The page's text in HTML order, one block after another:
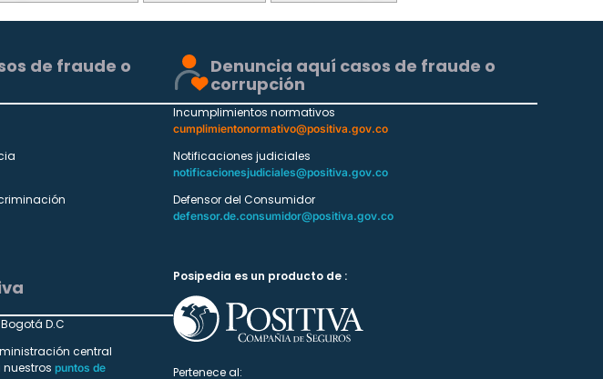
de fraude o
Denuncia aquí casos de fraude o
corrupción
Incumplimientos normativos
cumplimientonormativo@positiva.gov.co
Notificaciones judiciales
notificacionesjudiciales@positiva.gov.co
Defensor del Consumidor
defensor.de.consumidor@positiva.gov.co
D.C
central
puntos de
Posipedia es un producto de :
Pertenece al: